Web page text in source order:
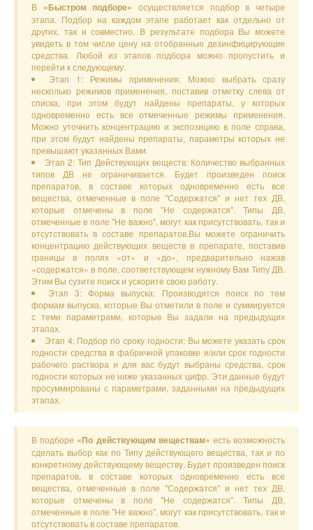
В «Быстром подборе» осуществляется подбор в четыре
этапа. Подбор на каждом этапе работает как отдельно от
других, так и совместно. В результате подбора Вы можете
увидеть в том числе цену на отобранные дезинфицирующие
средства. Любой из этапов подбора можно пропустить и
перейти к следующему.
Этап 1: Режимы применения: Можно выбрать сразу
несколько режимов применения, поставив отметку слева от
списка, при этом будут найдены препараты, у которых
одновременно есть все отмеченные режимы применения.
Можно уточнить концентрацию и экспозицию в поле справа,
при этом будут найдены препараты, параметры которых не
превышают указанных Вами.
Этап 2: Тип Действующих веществ: Количество выбранных
типов ДВ не ограничивается. Будет произведен поиск
препаратов, в составе которых одновременно есть все
вещества, отмеченные в поле "Содержатся" и нет тех ДВ,
которые отмечены в поле "Не содержатся". Типы ДВ,
отмеченные в поле "Не важно", могут как присутствовать, так и
отсутствовать в составе препаратов.Вы можете ограничить
концентрацию действующих веществ в препарате, поставив
границы в полях «от» и «до», предварительно нажав
«содержатся» в поле, соответствующем нужному Вам Типу ДВ.
Этим Вы сузите поиск и ускорите свою работу.
Этап 3: Форма выпуска: Производится поиск по тем
формам выпуска, которые Вы отметили в поле и суммируется
с теми параметрами, которые Вы задали на предыдущих
этапах.
Этап 4: Подбор по сроку годности: Вы можете указать срок
годности средства в фабричной упаковке и/или срок годности
рабочего раствора и для вас будут выбраны средства, срок
годности которых не ниже указанных цифр. Эти данные будут
просуммированы с параметрами, заданными на предыдущих
этапах.
В подборе «По действующим веществам» есть возможность
сделать выбор как по Типу действующего вещества, так и по
конкретному действующему веществу. Будет произведен поиск
препаратов, в составе которых одновременно есть все
вещества, отмеченные в поле "Содержатся" и нет тех ДВ,
которые отмечены в поле "Не содержатся". Типы ДВ,
отмеченные в поле "Не важно", могут как присутствовать, так и
отсутствовать в составе препаратов.